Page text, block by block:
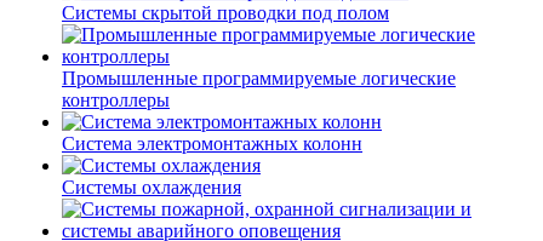
Системы скрытой проводки под полом
Промышленные программируемые логические
контроллеры
Система электромонтажных колонн
Системы охлаждения